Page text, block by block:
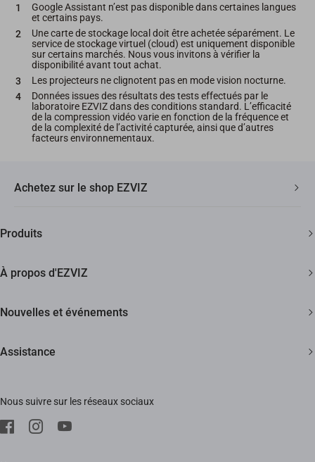
Google Assistant n’est pas disponible dans certaines langues
et certains pays.
Une carte de stockage local doit être achetée séparément. Le
service de stockage virtuel (cloud) est uniquement disponible
sur certains marchés. Nous vous invitons à vérifier la
disponibilité avant tout achat.
Les projecteurs ne clignotent pas en mode vision nocturne.
Données issues des résultats des tests effectués par le
laboratoire EZVIZ dans des conditions standard. L’efficacité
de la compression vidéo varie en fonction de la fréquence et
de la complexité de l’activité capturée, ainsi que d’autres
facteurs environnementaux.
Achetez sur le shop EZVIZ
Garantie de Remboursement de 30 Jours
Produits
À propos d'EZVIZ
Trust Center
Nouvelles et événements
Assistance
Télécharger
SAV
Nous suivre sur les réseaux sociaux